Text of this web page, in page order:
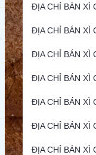
ĐỊA CHỈ BÁN XÌ
ĐỊA CHỈ BÁN XÌ
ĐỊA CHỈ BÁN XÌ
ĐỊA CHỈ BÁN XÌ
ĐỊA CHỈ BÁN XÌ
ĐỊA CHỈ BÁN XÌ
ĐỊA CHỈ BÁN XÌ